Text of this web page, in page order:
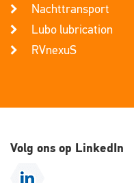
Nachttransport
Lubo lubrication
RVnexuS
Volg ons op LinkedIn